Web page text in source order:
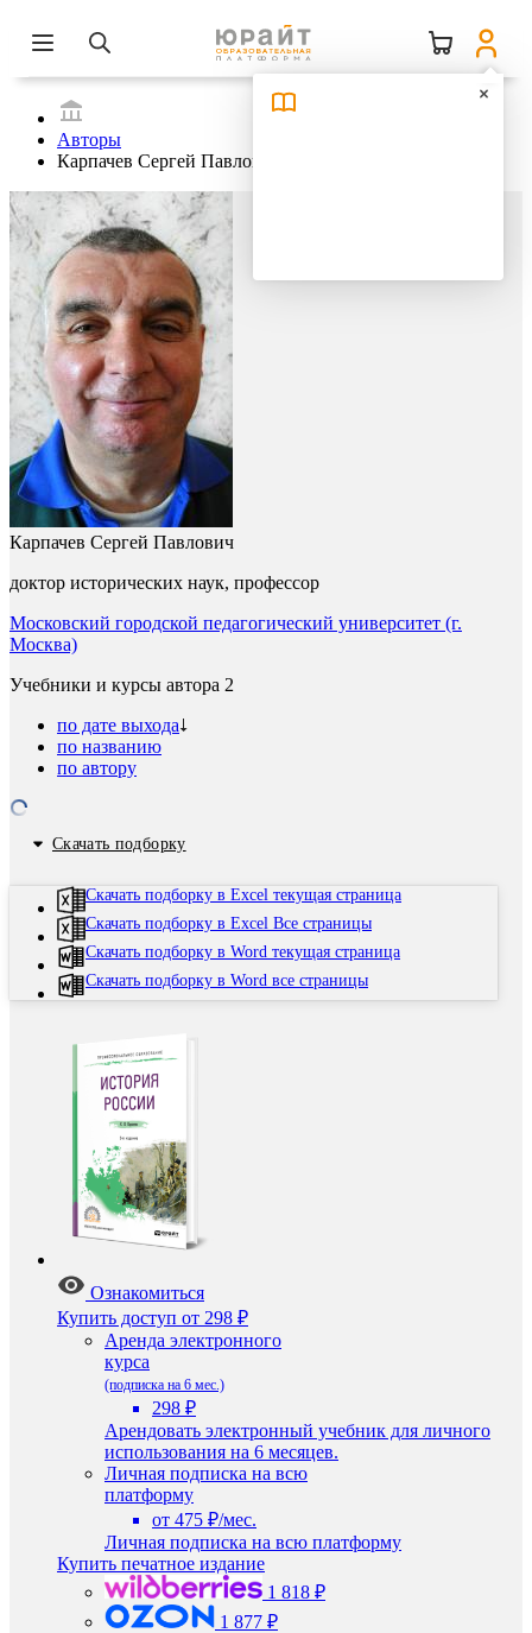
Авторы
Карпачев Сергей Павлович
Карпачев Сергей Павлович
доктор исторических наук, профессор
Московский городской педагогический университет (г.
Москва)
Учебники и курсы автора 2
по дате выхода
по названию
по автору
Скачать подборку
Скачать подборку в Excel текущая страница
Скачать подборку в Excel Все страницы
Скачать подборку в Word текущая страница
Скачать подборку в Word все страницы
Ознакомиться
Купить доступ от 298 ₽
Аренда электронного
курса
(подписка на 6 мес.)
298 ₽
Арендовать электронный учебник для личного
использования на 6 месяцев.
Личная подписка на всю
платформу
от 475 ₽/мес.
Личная подписка на всю платформу
Купить печатное издание
1 818 ₽
1 877 ₽